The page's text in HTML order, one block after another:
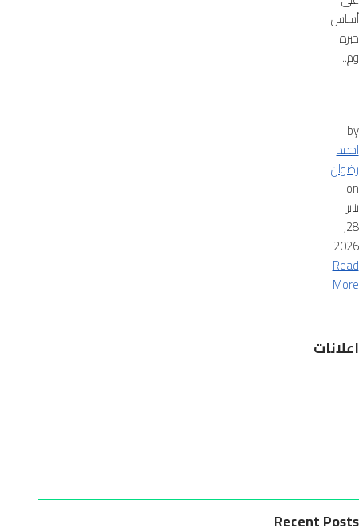
أساس
خبرة
وم...
by
احمد
رضوان
on
يناير
28,
2026
Read
More
اعلانات
Recent Posts